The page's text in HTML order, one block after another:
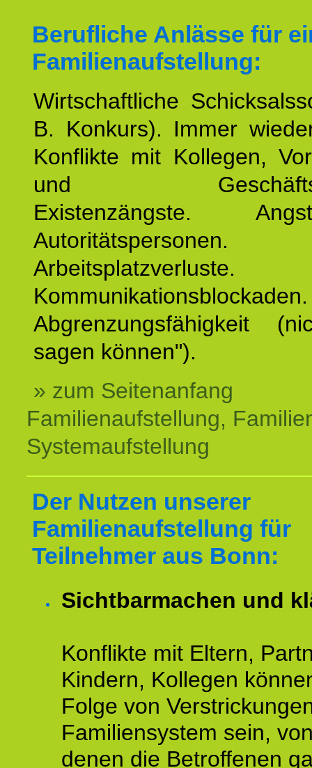
Berufliche Anlässe für
Familienaufstellung:
Wirtschaftliche
B. Konkurs). Immer
Konflikte mit Kollegen,
und
Existenzängste.
Autoritätspersonen.
Arbeitsplatzverluste.
Abgrenzungsfähigkeit
sagen können").
» zum Seitenanfang
Familienaufstellung,
Systemaufstellung
Der Nutzen unserer
Familienaufstellung für
Teilnehmer aus Bonn:
Sichtbarmachen und
Konflikte mit Eltern,
Kindern, Kollegen
Folge von
Familiensystem sein,
denen die Betroffenen